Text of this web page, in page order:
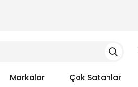
Markalar Çok Satanlar